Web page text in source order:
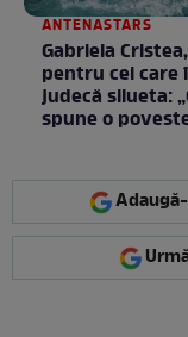
ANTENASTARS
Gabriela
pentru cei care
judecă silueta:
spune o